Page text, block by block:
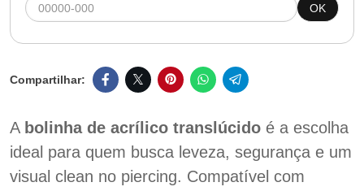
OK
A bolinha de acrílico translúcido é a escolha
ideal para quem busca leveza, segurança e um
visual clean no piercing. Compatível com